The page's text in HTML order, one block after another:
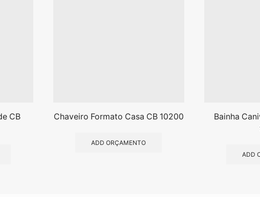
CB
Chaveiro Formato Casa CB 10200
ADD ORÇAMENTO
Bainha
ADD